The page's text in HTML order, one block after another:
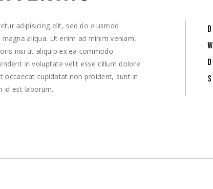
adipisicing elit, sed do eiusmod
aliqua. Ut enim ad minim veniam,
nisi ut aliquip ex ea commodo
in voluptate velit esse cillum dolore
occaecat cupidatat non proident, sunt in
id est laborum.